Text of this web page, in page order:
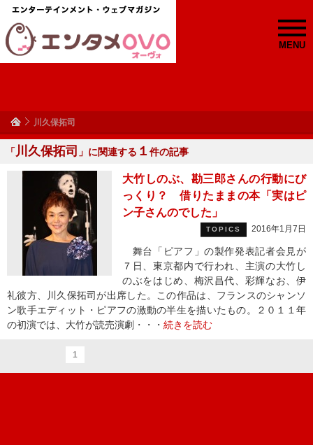
MENU
川久保拓司
「川久保拓司 」に関連する １ 件の記事
大竹しのぶ、勘三郎さんの行動にび
っくり？ 借りたままの本「実はピ
ン子さんのでした」
TOPICS 2016年1月7日
舞台「ピアフ」の製作発表記者会見が
７日、東京都内で行われ、主演の大竹し
のぶをはじめ、梅沢昌代、彩輝なお、伊
礼彼方、川久保拓司が出席した。この作品は、フランスのシャンソ
ン歌手エディット・ピアフの激動の半生を描いたもの。２０１１年
の初演では、大竹が読売演劇・・・ 続きを読む
1